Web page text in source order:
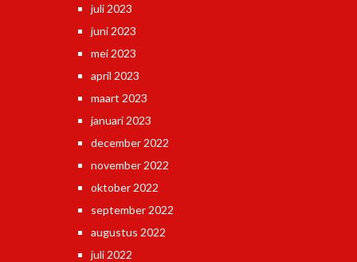
juli 2023
juni 2023
mei 2023
april 2023
maart 2023
januari 2023
december 2022
november 2022
oktober 2022
september 2022
augustus 2022
juli 2022